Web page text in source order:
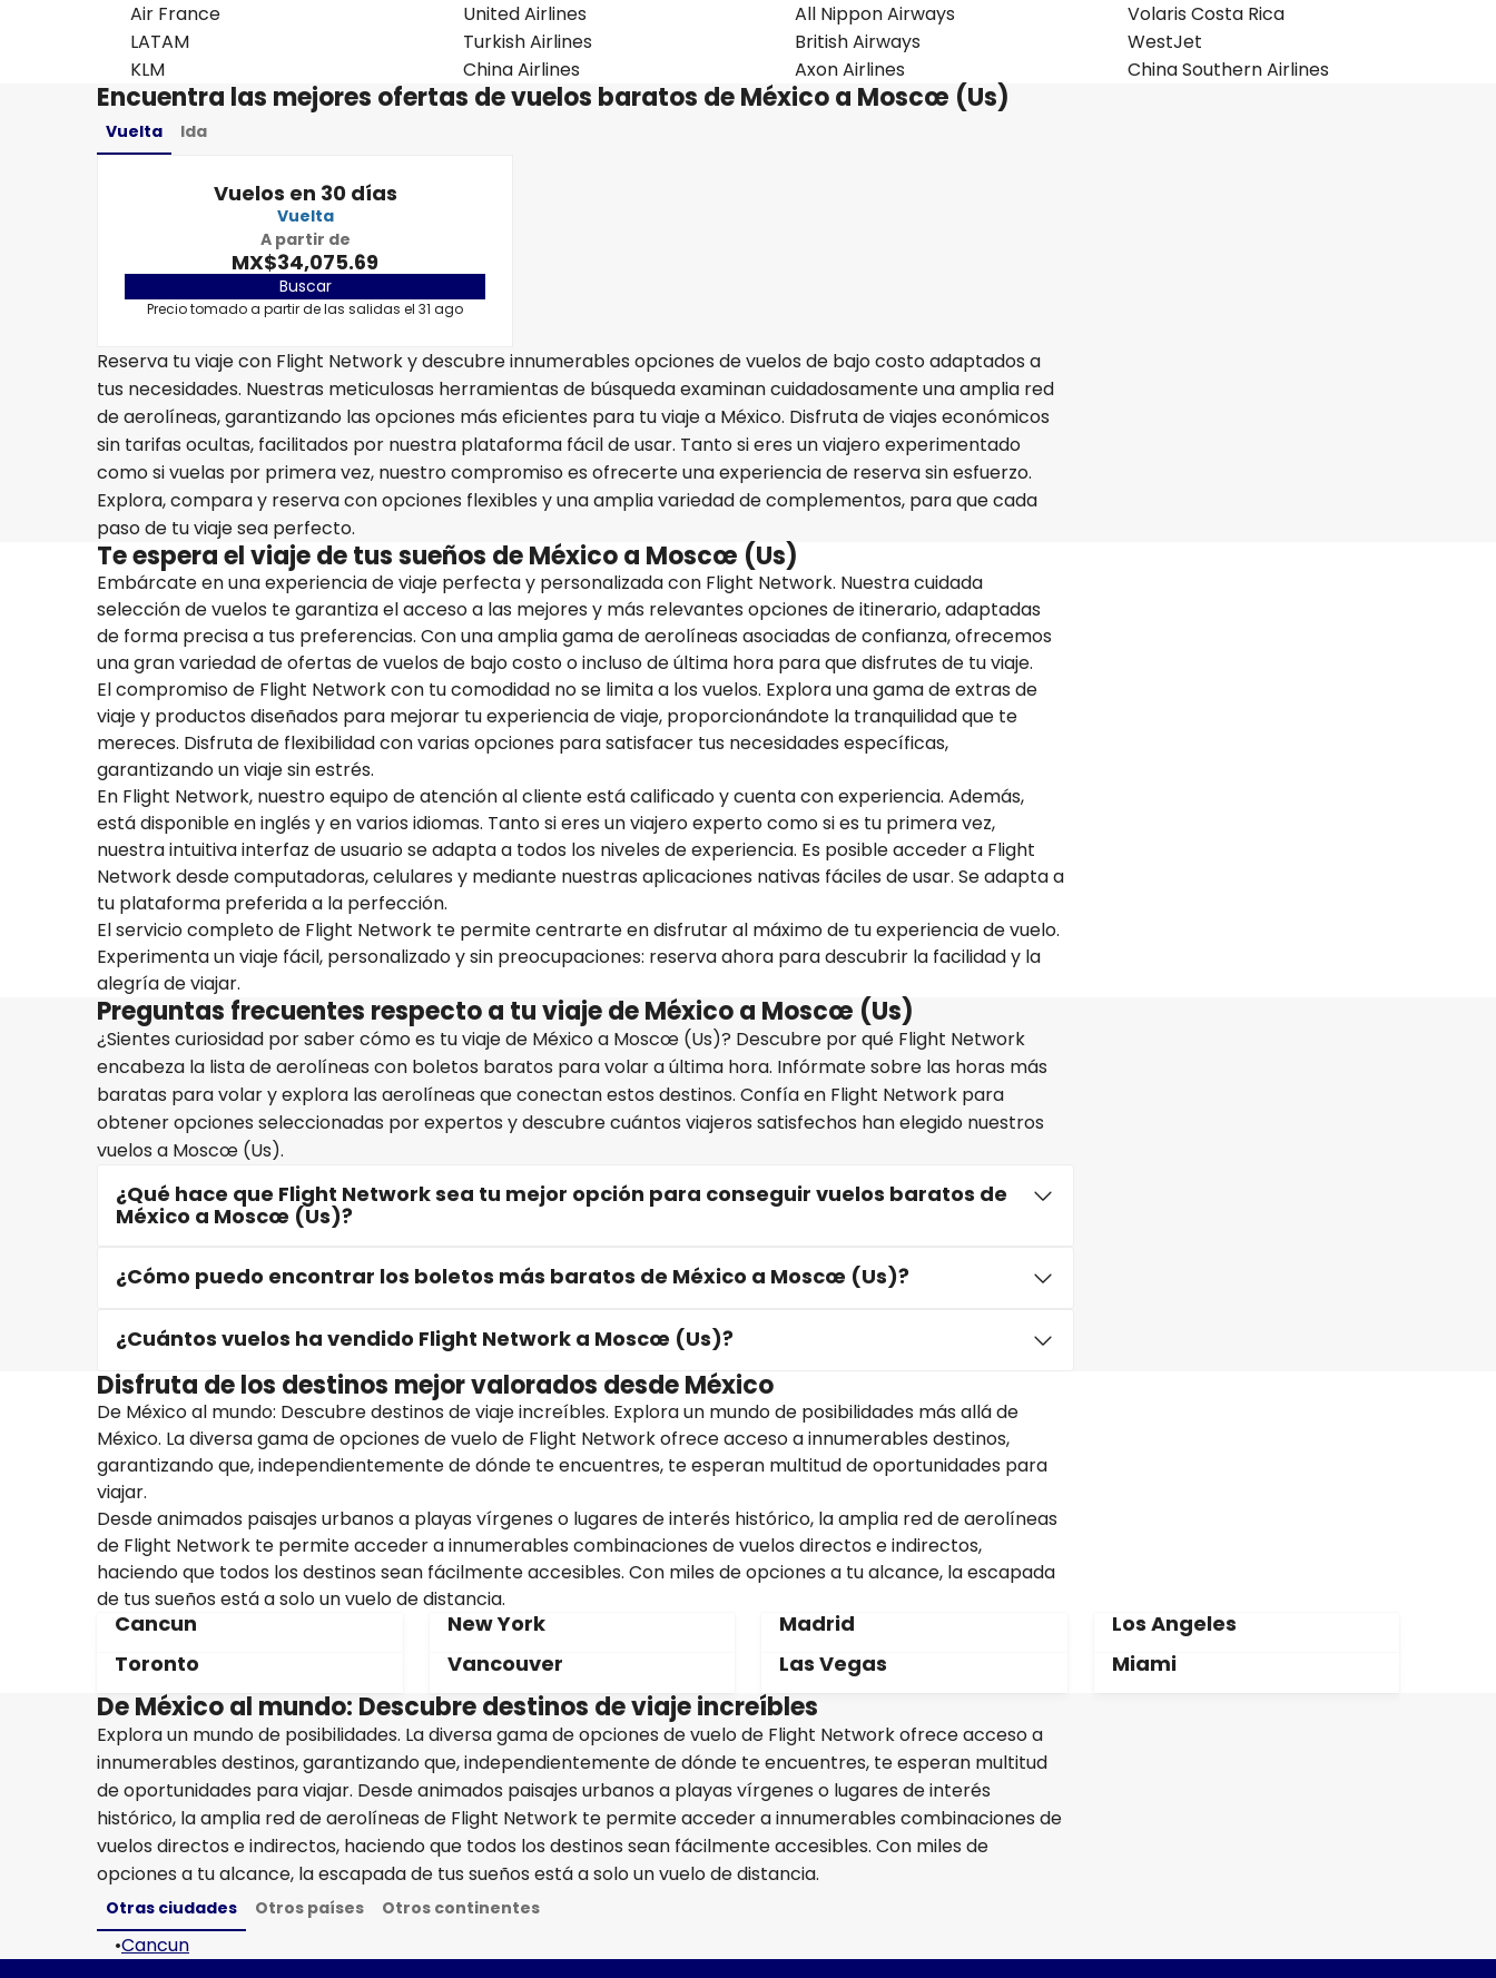
Air France
United Airlines All Nippon Airways
Volaris Costa Rica
LATAM
Turkish Airlines British Airways
WestJet
KLM
China Airlines Axon Airlines China Southern Airlines
Encuentra las mejores ofertas de vuelos baratos de México a Moscœ (Us)
Vuelta Ida
Vuelos en 30 días
Vuelta
A partir de
MX$34,075.69
Buscar
Precio tomado a partir de las salidas el 31 ago
Reserva tu viaje con Flight Network y descubre innumerables opciones de vuelos de bajo costo adaptados a
tus necesidades. Nuestras meticulosas herramientas de búsqueda examinan cuidadosamente una amplia red
de aerolíneas, garantizando las opciones más eficientes para tu viaje a México. Disfruta de viajes económicos
sin tarifas ocultas, facilitados por nuestra plataforma fácil de usar. Tanto si eres un viajero experimentado
como si vuelas por primera vez, nuestro compromiso es ofrecerte una experiencia de reserva sin esfuerzo.
Explora, compara y reserva con opciones flexibles y una amplia variedad de complementos, para que cada
paso de tu viaje sea perfecto.
Te espera el viaje de tus sueños de México a Moscœ (Us)
Embárcate en una experiencia de viaje perfecta y personalizada con Flight Network. Nuestra cuidada
selección de vuelos te garantiza el acceso a las mejores y más relevantes opciones de itinerario, adaptadas
de forma precisa a tus preferencias. Con una amplia gama de aerolíneas asociadas de confianza, ofrecemos
una gran variedad de ofertas de vuelos de bajo costo o incluso de última hora para que disfrutes de tu viaje.
El compromiso de Flight Network con tu comodidad no se limita a los vuelos. Explora una gama de extras de
viaje y productos diseñados para mejorar tu experiencia de viaje, proporcionándote la tranquilidad que te
mereces. Disfruta de flexibilidad con varias opciones para satisfacer tus necesidades específicas,
garantizando un viaje sin estrés.
En Flight Network, nuestro equipo de atención al cliente está calificado y cuenta con experiencia. Además,
está disponible en inglés y en varios idiomas. Tanto si eres un viajero experto como si es tu primera vez,
nuestra intuitiva interfaz de usuario se adapta a todos los niveles de experiencia. Es posible acceder a Flight
Network desde computadoras, celulares y mediante nuestras aplicaciones nativas fáciles de usar. Se adapta a
tu plataforma preferida a la perfección.
El servicio completo de Flight Network te permite centrarte en disfrutar al máximo de tu experiencia de vuelo.
Experimenta un viaje fácil, personalizado y sin preocupaciones: reserva ahora para descubrir la facilidad y la
alegría de viajar.
Preguntas frecuentes respecto a tu viaje de México a Moscœ (Us)
¿Sientes curiosidad por saber cómo es tu viaje de México a Moscœ (Us)? Descubre por qué Flight Network
encabeza la lista de aerolíneas con boletos baratos para volar a última hora. Infórmate sobre las horas más
baratas para volar y explora las aerolíneas que conectan estos destinos. Confía en Flight Network para
obtener opciones seleccionadas por expertos y descubre cuántos viajeros satisfechos han elegido nuestros
vuelos a Moscœ (Us).
¿Qué hace que Flight Network sea tu mejor opción para conseguir vuelos baratos de
México a Moscœ (Us)?
¿Cómo puedo encontrar los boletos más baratos de México a Moscœ (Us)?
¿Cuántos vuelos ha vendido Flight Network a Moscœ (Us)?
Disfruta de los destinos mejor valorados desde México
De México al mundo: Descubre destinos de viaje increíbles. Explora un mundo de posibilidades más allá de
México. La diversa gama de opciones de vuelo de Flight Network ofrece acceso a innumerables destinos,
garantizando que, independientemente de dónde te encuentres, te esperan multitud de oportunidades para
viajar.
Desde animados paisajes urbanos a playas vírgenes o lugares de interés histórico, la amplia red de aerolíneas
de Flight Network te permite acceder a innumerables combinaciones de vuelos directos e indirectos,
haciendo que todos los destinos sean fácilmente accesibles. Con miles de opciones a tu alcance, la escapada
de tus sueños está a solo un vuelo de distancia.
Cancun New York Madrid
Los Angeles
Toronto
Vancouver Las Vegas Miami
De México al mundo: Descubre destinos de viaje increíbles
Explora un mundo de posibilidades. La diversa gama de opciones de vuelo de Flight Network ofrece acceso a
innumerables destinos, garantizando que, independientemente de dónde te encuentres, te esperan multitud
de oportunidades para viajar. Desde animados paisajes urbanos a playas vírgenes o lugares de interés
histórico, la amplia red de aerolíneas de Flight Network te permite acceder a innumerables combinaciones de
vuelos directos e indirectos, haciendo que todos los destinos sean fácilmente accesibles. Con miles de
opciones a tu alcance, la escapada de tus sueños está a solo un vuelo de distancia.
Otras ciudades Otros países Otros continentes
•Cancun